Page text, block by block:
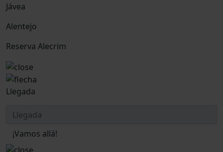
Jávea
Alentejo
Reserva Alecrim
Llegada
¡Vamos allá!